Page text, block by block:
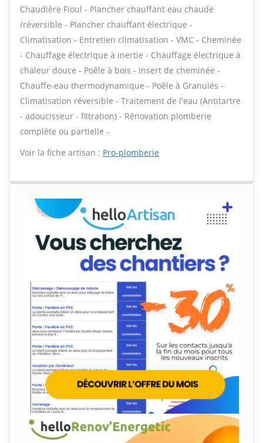
Chaudière Fioul - Plancher chauffant eau chaude
/réversible - Plancher chauffant électrique -
Climatisation - Entretien climatisation - VMC - Cheminée
- Chauffage électrique à inertie - Chauffage électrique à
chaleur douce - Poêle à bois - Insert de cheminée -
Chauffe-eau thermodynamique - Poêle à Granulés -
Climatisation réversible - Traitement de l'eau (Antitartre
- adoucisseur - filtration) - Rénovation plomberie
complète ou partielle -
Voir la fiche artisan : Pro-plomberie